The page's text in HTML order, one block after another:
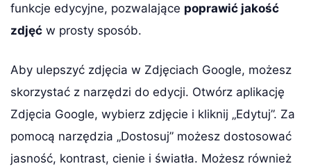
funkcje edycyjne, pozwalające poprawić jakość
zdjęć w prosty sposób.
Aby ulepszyć zdjęcia w Zdjęciach Google, możesz
skorzystać z narzędzi do edycji. Otwórz aplikację
Zdjęcia Google, wybierz zdjęcie i kliknij „Edytuj”. Za
pomocą narzędzia „Dostosuj” możesz dostosować
jasność, kontrast, cienie i światła. Możesz również